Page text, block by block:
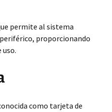
permite al sistema
proporcionando
como tarjeta de